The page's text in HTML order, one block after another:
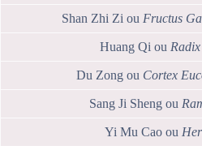
Shan Zhi Zi ou Fructus
Huang Qi ou
Du Zong ou Cortex
Sang Ji Sheng ou
Yi Mu Cao ou